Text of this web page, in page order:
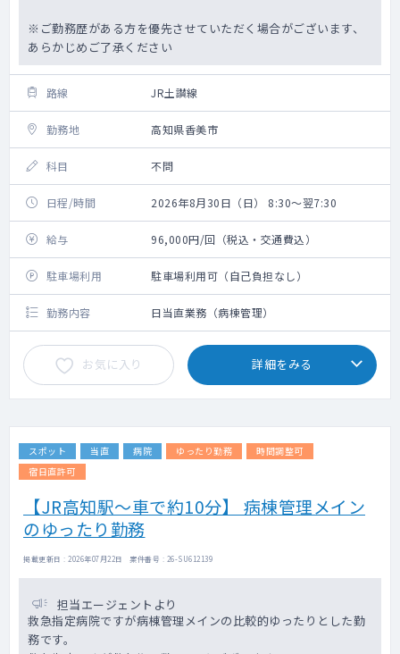
※ご勤務歴がある方を優先させていただく場合がございます、
あらかじめご了承ください
路線 JR土讃線
勤務地 高知県香美市
科目 不問
日程/時間 2026年8月30日（日） 8:30～翌7:30
給与 96,000円/回（税込・交通費込）
駐車場利用 駐車場利用可（自己負担なし）
勤務内容 日当直業務（病棟管理）
お気に入り 詳細をみる
スポット 当直 病院 ゆったり勤務
時間調整可
宿日直許可
【JR高知駅～車で約10分】 病棟管理メイン
のゆったり勤務
掲載更新日 : 2026年07月22日 案件番号 : 26-SU612139
担当エージェントより
救急指定病院ですが病棟管理メインの比較的ゆったりとした勤
務です。